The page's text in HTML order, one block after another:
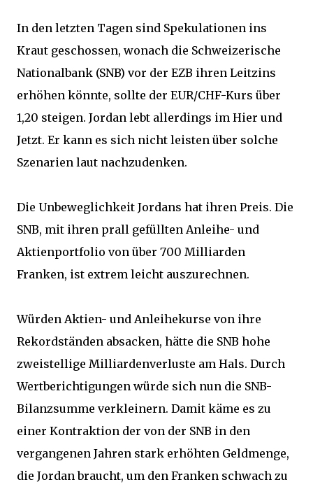
In den letzten Tagen sind Spekulationen ins
Kraut geschossen, wonach die Schweizerische
Nationalbank (SNB) vor der EZB ihren Leitzins
erhöhen könnte, sollte der EUR/CHF-Kurs über
1,20 steigen. Jordan lebt allerdings im Hier und
Jetzt. Er kann es sich nicht leisten über solche
Szenarien laut nachzudenken.
Die Unbeweglichkeit Jordans hat ihren Preis. Die
SNB, mit ihren prall gefüllten Anleihe- und
Aktienportfolio von über 700 Milliarden
Franken, ist extrem leicht auszurechnen.
Würden Aktien- und Anleihekurse von ihre
Rekordständen absacken, hätte die SNB hohe
zweistellige Milliardenverluste am Hals. Durch
Wertberichtigungen würde sich nun die SNB-
Bilanzsumme verkleinern. Damit käme es zu
einer Kontraktion der von der SNB in den
vergangenen Jahren stark erhöhten Geldmenge,
die Jordan braucht, um den Franken schwach zu